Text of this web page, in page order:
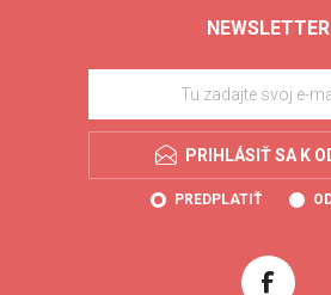
NEWSLETTER
PRIHLÁSIŤ SA K
PREDPLATIŤ